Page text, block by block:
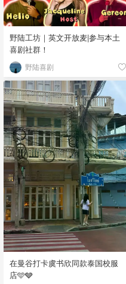
野陆工坊｜英文开放麦|参与本土
喜剧社群！
野陆喜剧
在曼谷打卡虞书欣同款泰国校服
店🩵🩶